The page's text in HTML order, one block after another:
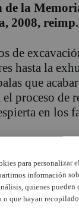
de la
2008,
de
hasta la
que
proceso de
en los
ed. 2014
cuenta:
de
Instituto
para personalizar
información
quienes
que hayan